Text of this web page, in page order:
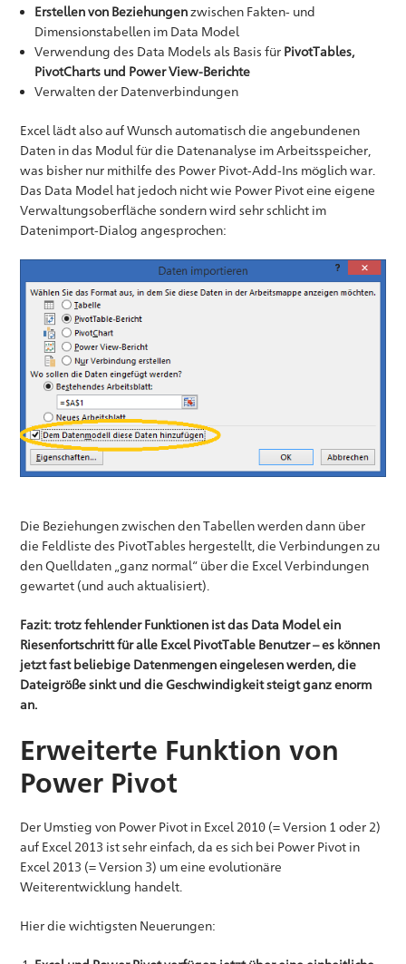
Erstellen von Beziehungenzwischen Fakten- und
Dimensionstabellen im Data Model
Verwendung des Data Models als Basis für PivotTables,
PivotCharts und Power View-Berichte
Verwalten der Datenverbindungen
Excel lädt also auf Wunsch automatisch die angebundenen
Daten in das Modul für die Datenanalyse im Arbeitsspeicher,
was bisher nur mithilfe des Power Pivot-Add-Ins möglich war.
Das Data Model hat jedoch nicht wie Power Pivot eine eigene
Verwaltungsoberfläche sondern wird sehr schlicht im
Datenimport-Dialog angesprochen:
Die Beziehungen zwischen den Tabellen werden dann über
die Feldliste des PivotTables hergestellt, die Verbindungen zu
den Quelldaten „ganz normal“ über die Excel Verbindungen
gewartet (und auch aktualisiert).
Fazit: trotz fehlender Funktionen ist das Data Model ein
Riesenfortschritt für alle Excel PivotTable Benutzer – es können
jetzt fast beliebige Datenmengen eingelesen werden, die
Dateigröße sinkt und die Geschwindigkeit steigt ganz enorm
an.
Erweiterte Funktion von
Power Pivot
Der Umstieg von Power Pivot in Excel 2010 (= Version 1 oder 2)
auf Excel 2013 ist sehr einfach, da es sich bei Power Pivot in
Excel 2013 (= Version 3) um eine evolutionäre
Weiterentwicklung handelt.
Hier die wichtigsten Neuerungen: